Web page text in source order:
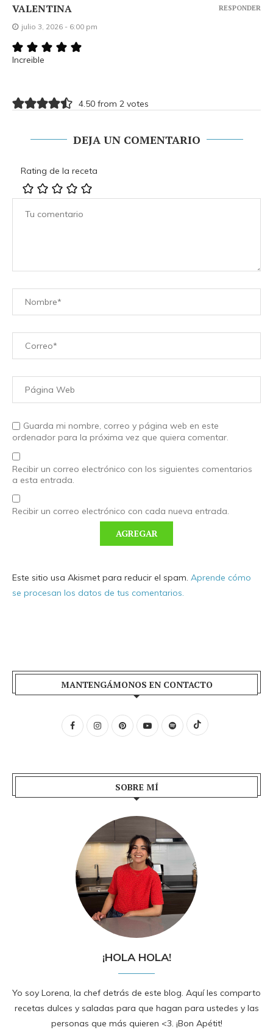
VALENTINA
julio 3, 2026 - 6:00 pm
Increible
RESPONDER
4.50 from 2 votes
DEJA UN COMENTARIO
Rating de la receta
Guarda mi nombre, correo y página web en este
ordenador para la próxima vez que quiera comentar.
Recibir un correo electrónico con los siguientes comentarios
a esta entrada.
Recibir un correo electrónico con cada nueva entrada.
Este sitio usa Akismet para reducir el spam. Aprende cómo
se procesan los datos de tus comentarios.
MANTENGÁMONOS EN CONTACTO
SOBRE MÍ
¡HOLA HOLA!
Yo soy Lorena, la chef detrás de este blog. Aquí les comparto
recetas dulces y saladas para que hagan para ustedes y las
personas que más quieren <3. ¡Bon Apétit!